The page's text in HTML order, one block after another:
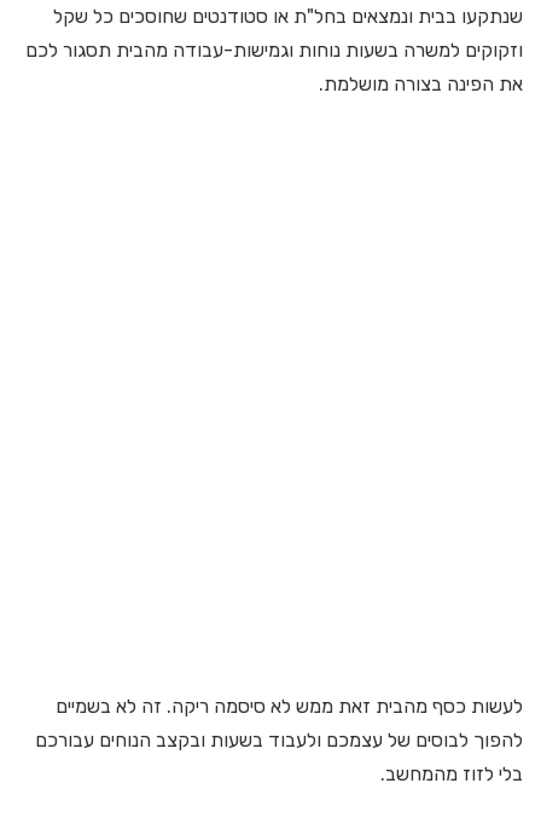
שנתקעו בבית ונמצאים בחל"ת או סטודנטים שחוסכים כל שקל
וזקוקים למשרה בשעות נוחות וגמישות-עבודה מהבית תסגור לכם
את הפינה בצורה מושלמת.
לעשות כסף מהבית זאת ממש לא סיסמה ריקה. זה לא בשמיים
להפוך לבוסים של עצמכם ולעבוד בשעות ובקצב הנוחים עבורכם
בלי לזוז מהמחשב.